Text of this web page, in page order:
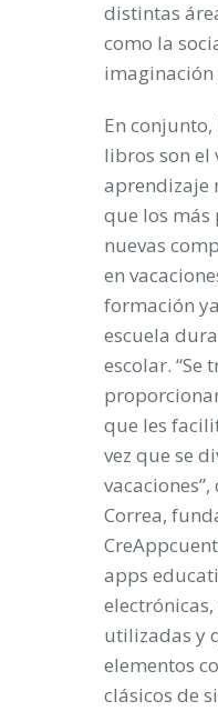
distintas
como la
imaginación
En
libros son el
aprendizaje
que los más
nuevas
en
formación
escuela
escolar. “Se
que les
vez que se
Correa,
apps
electrónicas,
utilizadas y
elementos
clásicos de